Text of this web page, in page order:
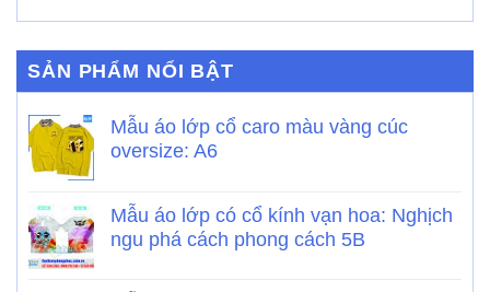
SẢN PHẨM NỔI BẬT
Mẫu áo lớp cổ caro màu vàng cúc
oversize: A6
Mẫu áo lớp có cổ kính vạn hoa: Nghịch
ngu phá cách phong cách 5B